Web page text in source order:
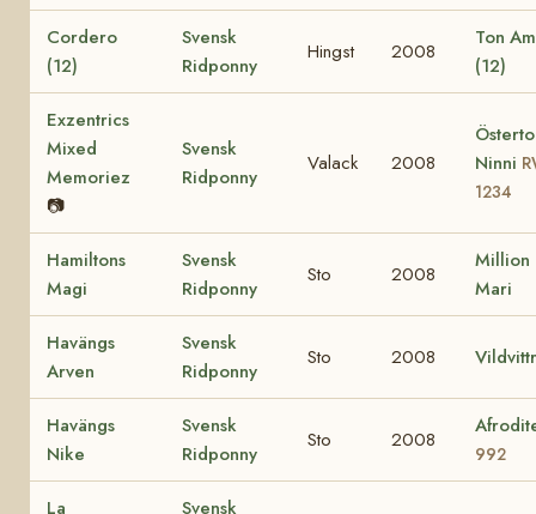
Cordero
(12)
Svensk
Ridponny
Hingst 2008
Ton
(12)
Exzentrics
Mixed
Memoriez
📷
Svensk
Ridponny
Valack 2008
Ninni
1234
Hamiltons
Magi
Svensk
Ridponny
Sto 2008
Million
Mari
Havängs
Arven
Svensk
Ridponny
Sto 2008
Havängs
Nike
Svensk
Ridponny
Sto 2008
992
La Svensk